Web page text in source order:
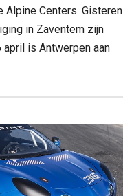
Alpine Centers. Gisteren
in Zaventem zijn
april is Antwerpen aan